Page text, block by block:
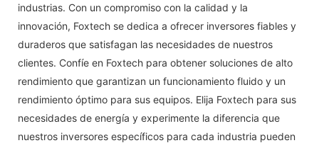
industrias. Con un compromiso con la calidad y la
innovación, Foxtech se dedica a ofrecer inversores fiables y
duraderos que satisfagan las necesidades de nuestros
clientes. Confíe en Foxtech para obtener soluciones de alto
rendimiento que garantizan un funcionamiento fluido y un
rendimiento óptimo para sus equipos. Elija Foxtech para sus
necesidades de energía y experimente la diferencia que
nuestros inversores específicos para cada industria pueden